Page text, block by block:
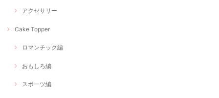
アクセサリー
Cake Topper
ロマンチック編
おもしろ編
スポーツ編